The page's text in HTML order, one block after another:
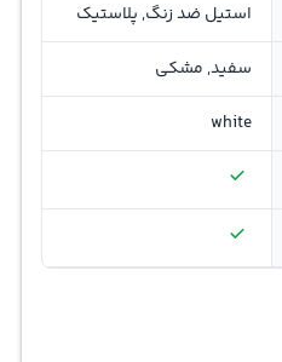
استیل ضد زنگ, پلاستیک
سفید, مشکی
white